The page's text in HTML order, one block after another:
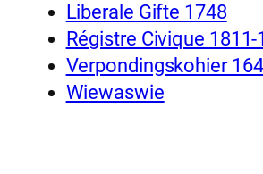
Liberale Gifte 1748
Régistre Civique 1811-
Verpondingskohier
Wiewaswie